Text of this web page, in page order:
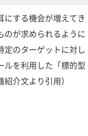
する機会が増えてき
のが求められるように
のターゲットに対し
ルを利用した「標的型
介文より引用）